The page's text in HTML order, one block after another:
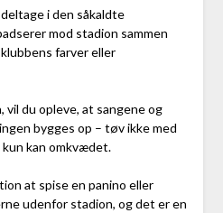
i den såkaldte
mod stadion sammen
farver eller
du opleve, at sangene og
bygges op – tøv ikke med
kun kan omkvædet.
at spise en panino eller
udenfor stadion, og det er en